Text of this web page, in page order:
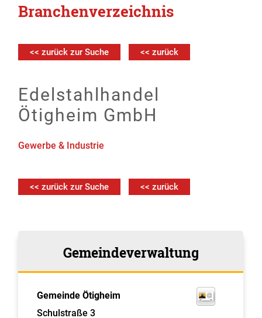
Branchenverzeichnis
<< zurück zur Suche << zurück
Edelstahlhandel
Ötigheim GmbH
Gewerbe & Industrie
<< zurück zur Suche << zurück
Gemeindeverwaltung
Gemeinde Ötigheim
Schulstraße 3